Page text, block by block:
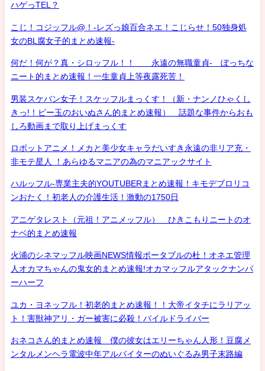
ハゲっTEL？
こじ！コジッフル@！-レズっ娘百合ネエ！こじらせ！50独身処
女のBL腐女子的まとめ速報-
何だ！何が？真・シロッフル！！ 永遠の無職童貞- ぼっちな
ニート的まとめ速報！一生童貞上等夜露死苦！
男装スケバン女子！スケッフルまっくす！（新・ナンノひゃくし
きっ!！ビー玉のおいぬさん的まとめ速報） 話題な事件からおも
しろ動画まで取り上げまっくす
ロボットアニメ！メカと美少女キャラだいすき永遠の非リア充・
非モテ星人 ！あらゆるマニアの為のマニアックサイト
ハルッフル-専業主夫的YOUTUBERまとめ速報！キモデブロリコ
ンおたく！初老人の介護生活！激動の1750日
アニゲタレスト（元祖！アニメッフル） ひきこもりニートのオ
ナベ的まとめ速報
火浦のシネマッフル映画NEWS情報ポータブルの杜！オネエ管理
人オカマちゃんの鬼女的まとめ速報!オカマッフルアタックナンバ
ーハーフ
ユカ・ヨネッフル！初老的まとめ速報！！大帝イタチにラリアッ
ト！害獣神アリ・ガー被害に必殺！パイルドライバー
おネコさん的まとめ速報 僕の彼女はエリーちゃん人形！豆腐メ
ンタルメンヘラ電波中年アルバイターのぬいぐるみ男子末路編